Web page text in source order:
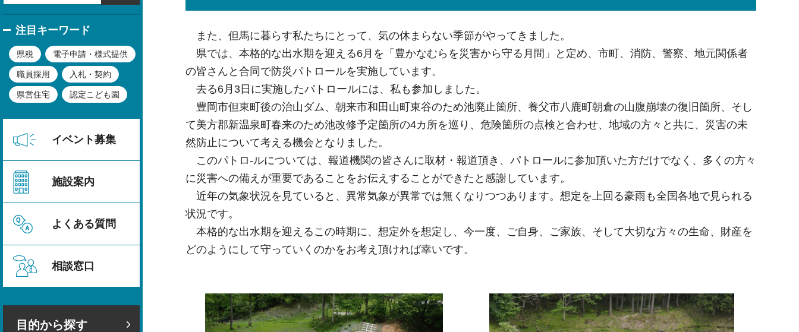
注目キーワード
県税 電子申請・様式提供
職員採用 入札・契約
県営住宅 認定こども園
イベント募集
施設案内
よくある質問
相談窓口
目的から探す
また、但馬に暮らす私たちにとって、気の休まらない季節がやってきました。
県では、本格的な出水期を迎える6月を「豊かなむらを災害から守る月間」と定め、市町、消防、警察、地元関係者
の皆さんと合同で防災パトロールを実施しています。
去る6月3日に実施したパトロールには、私も参加しました。
豊岡市但東町後の治山ダム、朝来市和田山町東谷のため池廃止箇所、養父市八鹿町朝倉の山腹崩壊の復旧箇所、そし
て美方郡新温泉町春来のため池改修予定箇所の4カ所を巡り、危険箇所の点検と合わせ、地域の方々と共に、災害の未
然防止について考える機会となりました。
このパトロ-ルについては、報道機関の皆さんに取材・報道頂き、パトロールに参加頂いた方だけでなく、多くの方々
に災害への備えが重要であることをお伝えすることができたと感謝しています。
近年の気象状況を見ていると、異常気象が異常では無くなりつつあります。想定を上回る豪雨も全国各地で見られる
状況です。
本格的な出水期を迎えるこの時期に、想定外を想定し、今一度、ご自身、ご家族、そして大切な方々の生命、財産を
どのようにして守っていくのかをお考え頂ければ幸いです。